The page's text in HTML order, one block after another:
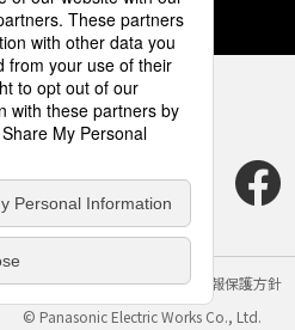
クッキーポリシー
個人情報保護方針
© Panasonic Electric Works Co., Ltd.